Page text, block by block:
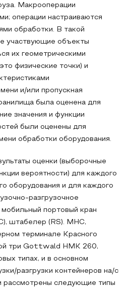
Макрооперации
операции настраиваются
обработки. В такой
участвующие объекты
их геометрическими
физические точки) и
и/или пропускная
была оценена для
значения и функции
были оценены для
обработки оборудования.
оценки (выборочные
вероятности) для каждого
оборудования и для каждого
разгрузочное
портовый кран
штабелер (RS). MHC,
терминале Красного
три Gottwald HMK 260,
типах, и в основном
разгрузки контейнеров на/с
рассмотрены следующие типы